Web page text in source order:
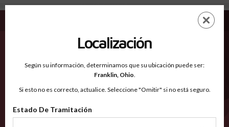
Gilpin CO - Condados Reconocidos
EN
Condados Reconocidos
2600
Localización
Según su información, determinamos que su ubicación puede ser:
Franklin, Ohio.
Si esto no es correcto, actualice. Seleccione "Omitir" si no está seguro.
Estado De Tramitación